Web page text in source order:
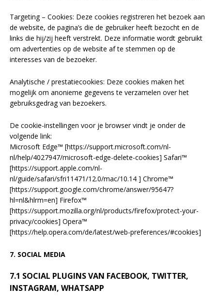
Targeting – Cookies: Deze cookies registreren het bezoek aan
de website, de pagina’s die de gebruiker heeft bezocht en de
links die hij/zij heeft verstrekt. Deze informatie wordt gebruikt
om advertenties op de website af te stemmen op de
interesses van de bezoeker.
Analytische / prestatiecookies: Deze cookies maken het
mogelijk om anonieme gegevens te verzamelen over het
gebruiksgedrag van bezoekers.
De cookie-instellingen voor je browser vindt je onder de
volgende link:
Microsoft Edge™ [https://support.microsoft.com/nl-
nl/help/4027947/microsoft-edge-delete-cookies] Safari™
[https://support.apple.com/nl-
nl/guide/safari/sfri11471/12.0/mac/10.14 ] Chrome™
[https://support.google.com/chrome/answer/95647?
hl=nl&hlrm=en] Firefox™
[https://support.mozilla.org/nl/products/firefox/protect-your-
privacy/cookies] Opera™
[https://help.opera.com/de/latest/web-preferences/#cookies]
7. SOCIAL MEDIA
7.1 SOCIAL PLUGINS VAN FACEBOOK, TWITTER,
INSTAGRAM, WHATSAPP